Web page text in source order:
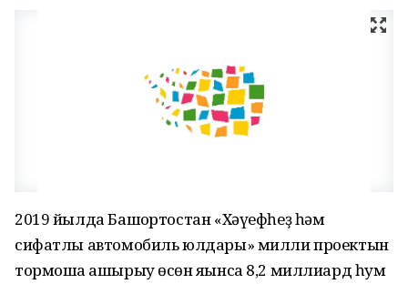
2019 йылда Башҡортостан «Хәүефһеҙ һәм
сифатлы автомобиль юлдары» милли проектын
тормошҡа ашырыу өсөн яҡынса 8,2 миллиард һум